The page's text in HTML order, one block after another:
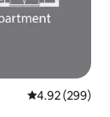
औसत रेटिंग 5 में से
4.92 (299)